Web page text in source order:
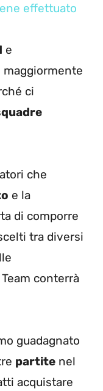
effettuato
e
maggiormente
ci
che
e la
di comporre
tra diversi
conterrà
guadagnato
partite nel
acquistare